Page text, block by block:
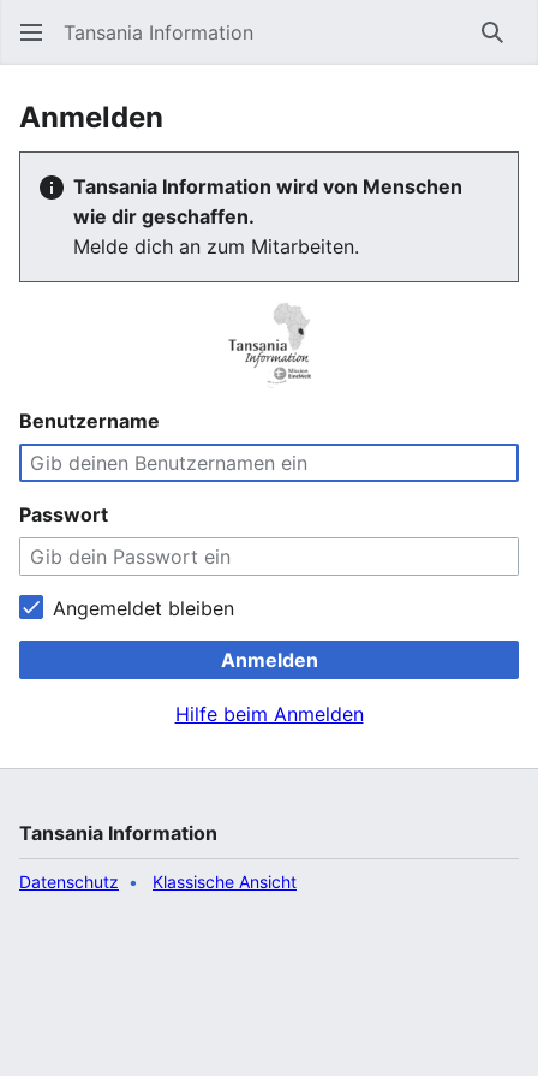
Tansania Information
Anmelden
Tansania Information wird von Menschen
wie dir geschaffen.
Melde dich an zum Mitarbeiten.
Benutzername
Passwort
Angemeldet bleiben
Anmelden
Hilfe beim Anmelden
Tansania Information
Datenschutz Klassische Ansicht